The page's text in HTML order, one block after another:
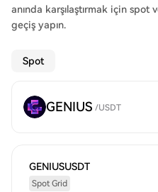
anında karşılaştırmak için spot
geçiş yapın.
Spot
GENIUS /USDT
GENIUSUSDT
Spot Grid